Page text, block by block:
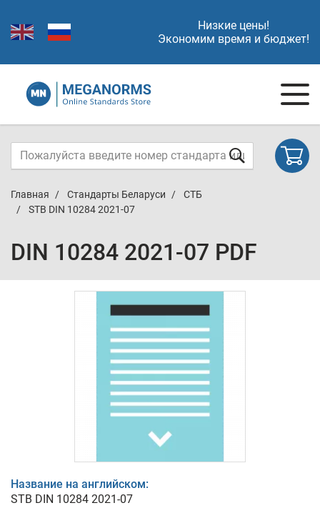
Низкие цены!
Экономим время и бюджет!
Главная Стандарты Беларуси
СТБ
STB DIN 10284 2021-07
DIN 10284 2021-07 PDF
Название на английском:
STB DIN 10284 2021-07